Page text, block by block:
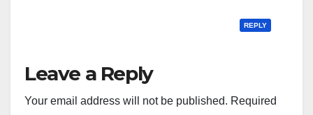
REPLY
Leave a Reply
Your email address will not be published. Required